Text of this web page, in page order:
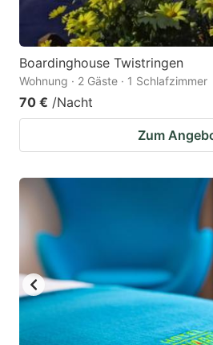
Boardinghouse Twistringen
Wohnung · 2 Gäste · 1 Schlafzimmer
70 € /Nacht
Zum